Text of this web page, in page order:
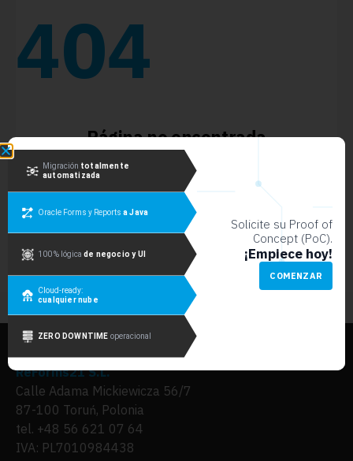
404
Página no encontrada
No se pudo encontrar la página que buscaba.
Página principal
We are ISO/IEC 27001:2022 certified.
ReForms21 S.L.
Calle Adama Mickiewicza 56/7
87-100 Toruń, Polonia
tel. +48 56 621 07 64
IVA: PL7010984438
Migración totalmente
automatizada
Oracle Forms y Reports a Java
100 % lógica de negocio y UI
ZERO DOWNTIME operacional
Cloud-ready:
cualquier nube
Solicite su Proof of
Concept (PoC).
¡Empiece hoy!